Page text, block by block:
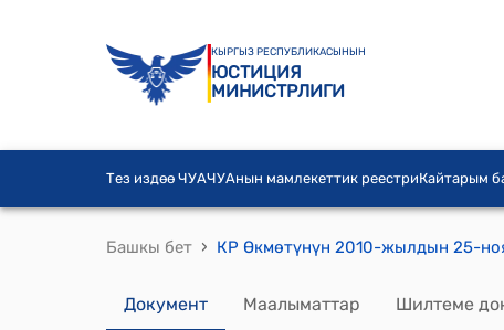
КЫРГЫЗ РЕСПУБЛИКАСЫНЫН
ЮСТИЦИЯ
МИНИСТРЛИГИ
Тез издөө ЧУАЧУАнын мамлекеттик реестриКайтарым
Башкы бет ›
Документ Маалыматтар Шилтеме